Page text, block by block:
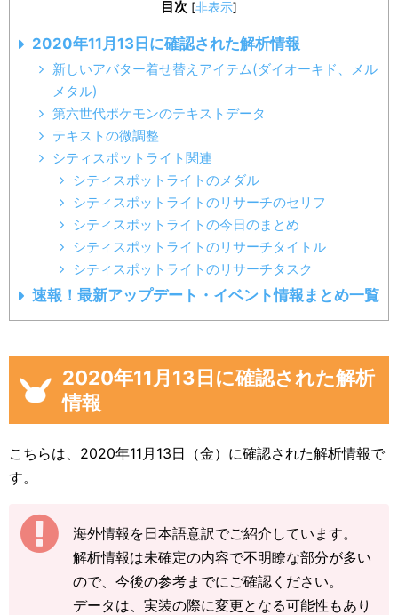
目次 [非表示]
2020年11月13日に確認された解析情報
新しいアバター着せ替えアイテム(ダイオーキド、メル
メタル)
第六世代ポケモンのテキストデータ
テキストの微調整
シティスポットライト関連
シティスポットライトのメダル
シティスポットライトのリサーチのセリフ
シティスポットライトの今日のまとめ
シティスポットライトのリサーチタイトル
シティスポットライトのリサーチタスク
速報！最新アップデート・イベント情報まとめ一覧
2020年11月13日に確認された解析
情報
こちらは、2020年11月13日（金）に確認された解析情報で
す。
海外情報を日本語意訳でご紹介しています。
解析情報は未確定の内容で不明瞭な部分が多い
ので、今後の参考までにご確認ください。
データは、実装の際に変更となる可能性もあり